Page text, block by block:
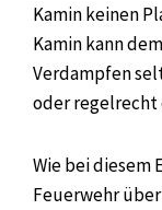
Kamin keinen
Kamin kann
Verdampfen
oder regelrecht
Wie bei diesem
Feuerwehr